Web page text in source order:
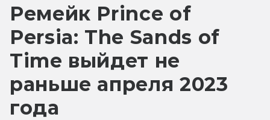
Ремейк Prince of
Persia: The Sands of
Time выйдет не
раньше апреля 2023
года